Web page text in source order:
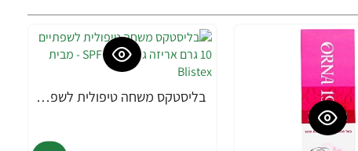
-38% בליסטקס משחה טיפולית לשפתיים 10 גרם אריזה גדולה SPF 10 - מבית Blistex